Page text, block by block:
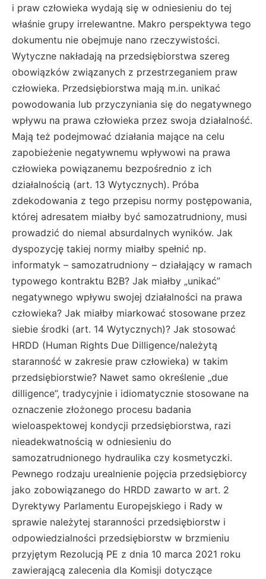
i praw człowieka wydają się w odniesieniu do tej
właśnie grupy irrelewantne. Makro perspektywa tego
dokumentu nie obejmuje nano rzeczywistości.
Wytyczne nakładają na przedsiębiorstwa szereg
obowiązków związanych z przestrzeganiem praw
człowieka. Przedsiębiorstwa mają m.in. unikać
powodowania lub przyczyniania się do negatywnego
wpływu na prawa człowieka przez swoja działalność.
Mają też podejmować działania mające na celu
zapobieżenie negatywnemu wpływowi na prawa
człowieka powiązanemu bezpośrednio z ich
działalnością (art. 13 Wytycznych). Próba
zdekodowania z tego przepisu normy postępowania,
której adresatem miałby być samozatrudniony, musi
prowadzić do niemal absurdalnych wyników. Jak
dyspozycję takiej normy miałby spełnić np.
informatyk – samozatrudniony – działający w ramach
typowego kontraktu B2B? Jak miałby „unikać”
negatywnego wpływu swojej działalności na prawa
człowieka? Jak miałby miarkować stosowane przez
siebie środki (art. 14 Wytycznych)? Jak stosować
HRDD (Human Rights Due Dilligence/należytą
staranność w zakresie praw człowieka) w takim
przedsiębiorstwie? Nawet samo określenie „due
dilligence”, tradycyjnie i idiomatycznie stosowane na
oznaczenie złożonego procesu badania
wieloaspektowej kondycji przedsiębiorstwa, razi
nieadekwatnością w odniesieniu do
samozatrudnionego hydraulika czy kosmetyczki.
Pewnego rodzaju urealnienie pojęcia przedsiębiorcy
jako zobowiązanego do HRDD zawarto w art. 2
Dyrektywy Parlamentu Europejskiego i Rady w
sprawie należytej staranności przedsiębiorstw i
odpowiedzialności przedsiębiorstw w brzmieniu
przyjętym Rezolucją PE z dnia 10 marca 2021 roku
zawierającą zalecenia dla Komisji dotyczące